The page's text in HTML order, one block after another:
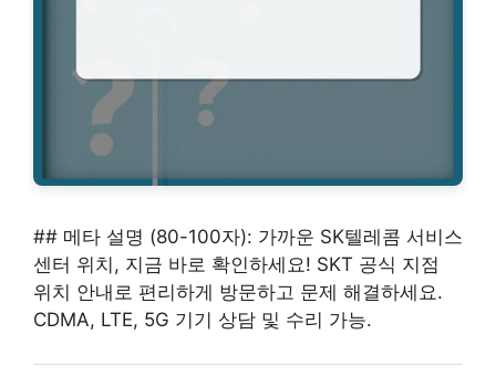
## 메타 설명 (80-100자): 가까운 SK텔레콤 서비스
센터 위치, 지금 바로 확인하세요! SKT 공식 지점
위치 안내로 편리하게 방문하고 문제 해결하세요.
CDMA, LTE, 5G 기기 상담 및 수리 가능.